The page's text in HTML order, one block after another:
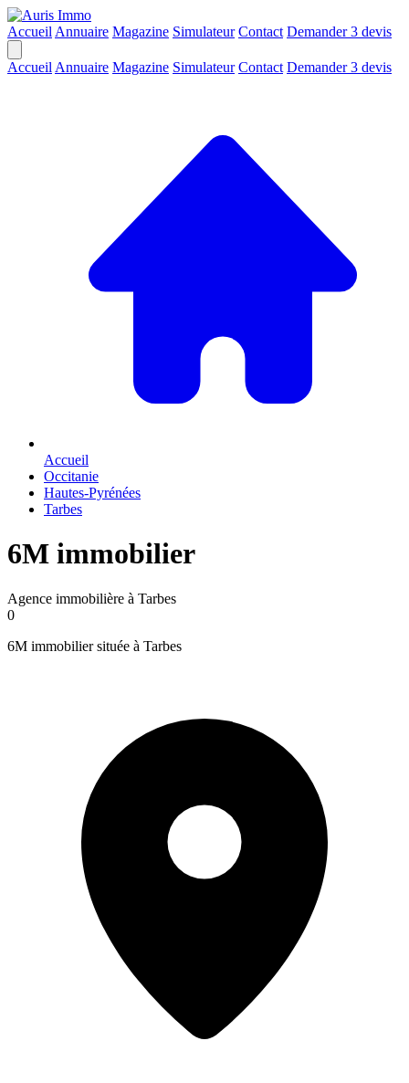
Accueil Annuaire Magazine Simulateur Contact Demander 3 devis
Accueil Annuaire Magazine Simulateur Contact Demander 3 devis
Accueil
Occitanie
Hautes-Pyrénées
Tarbes
6M immobilier
Agence immobilière à Tarbes
0
6M immobilier située à Tarbes